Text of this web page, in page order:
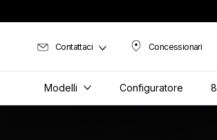
Concessionari
Concessionari
Contattaci
Modelli Configuratore